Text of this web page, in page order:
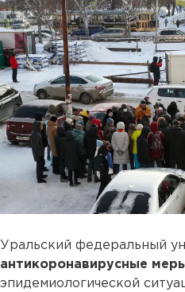
Уральский федеральный
антикоронавирусные
эпидемиологической